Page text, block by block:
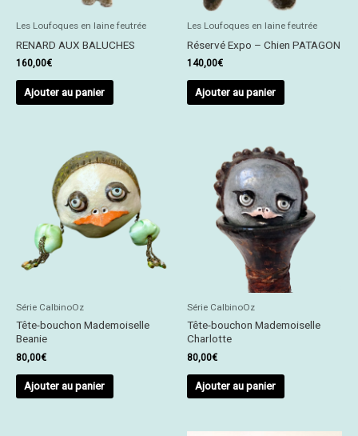
Les Loufoques en laine feutrée
RENARD AUX BALUCHES
160,00€
Ajouter au panier
Les Loufoques en laine feutrée
Réservé Expo – Chien PATAGON
140,00€
Ajouter au panier
Série CalbinoOz
Tête-bouchon Mademoiselle
Beanie
80,00€
Ajouter au panier
Série CalbinoOz
Tête-bouchon Mademoiselle
Charlotte
80,00€
Ajouter au panier